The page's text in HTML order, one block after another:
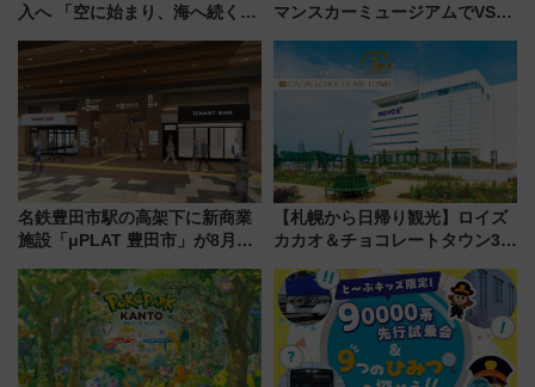
入へ 「空に始まり、海へ続く」
神秘的なデザイン
マンスカーミュージアムでVSE
15日スタート
名鉄豊田市駅の高架下に新商業
施設「μPLAT 豊田市」が8月26
たな玄関口へ
【札幌から日帰り観光】ロイズ
カカオ＆チョコレートタウン3周
詰め放題を開催、ロイズタウン
駅からのアクセスも